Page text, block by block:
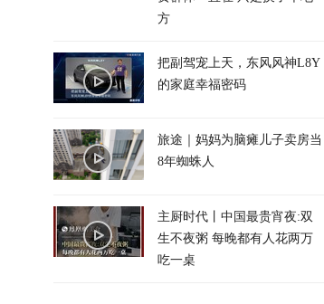
方
把副驾宠上天，东风风神L8Y
的家庭幸福密码
旅途｜妈妈为脑瘫儿子卖房当
8年蜘蛛人
主厨时代丨中国最贵宵夜:双
生不夜粥 每晚都有人花两万
吃一桌